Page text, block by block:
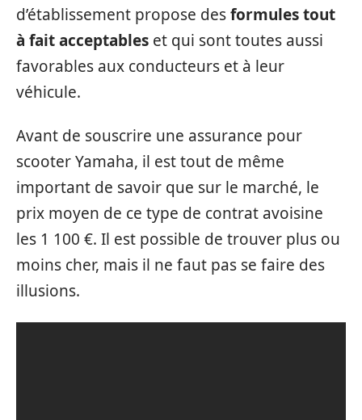
d’établissement propose desformules tout
à fait acceptables et qui sont toutes aussi
favorables aux conducteurs et à leur
véhicule.
Avant de souscrire une assurance pour
scooter Yamaha, il est tout de même
important de savoir que sur le marché, le
prix moyen de ce type de contrat avoisine
les 1 100 €. Il est possible de trouver plus ou
moins cher, mais il ne faut pas se faire des
illusions.